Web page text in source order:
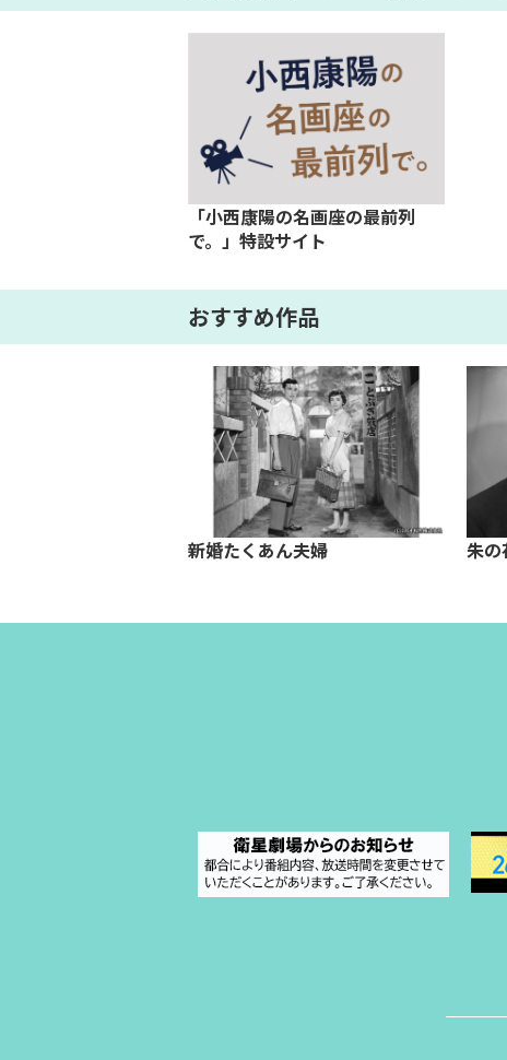
「小西康陽の名画座の最前列
で。」特設サイト
おすすめ作品
新婚たくあん夫婦 朱の